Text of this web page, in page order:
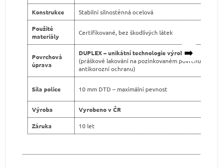
➡️
Konstrukce Stabilní silnostěnná ocelová
Použité
materiály
Certifikované, bez škodlivých látek
Povrchová
úprava
DUPLEX – unikátní technologie výroby
(práškové lakování na pozinkovaném povrchu pro
antikorozní ochranu)
Síla police 10 mm DTD – maximální pevnost
Výroba Vyrobeno v ČR
Záruka 10 let